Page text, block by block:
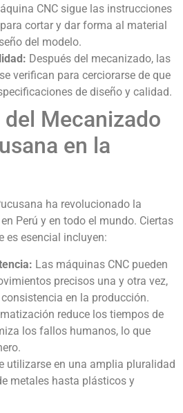
CNC sigue las instrucciones
cortar y dar forma al material
del modelo.
Después del mecanizado, las
verifican para cerciorarse de que
de diseño y calidad.
Mecanizado
en la
ha revolucionado la
Perú y en todo el mundo. Ciertas
es esencial incluyen:
Las máquinas CNC pueden
precisos una y otra vez,
en la producción.
reduce los tiempos de
los fallos humanos, lo que
utilizarse en una amplia pluralidad
metales hasta plásticos y